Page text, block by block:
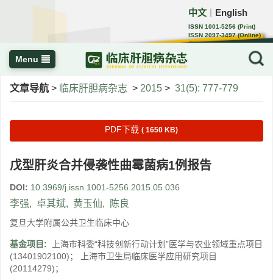
中文 English
ISSN 1001-5256 (Print)
ISSN 2097-3497 (Online)
CN 22-1108/R
Menu
文章导航 > 临床肝胆病杂志 > 2015 > 31(5): 777-779
PDF下载 ( 1650 KB)
戊型肝炎合并侵袭性曲霉菌病1例报告
DOI: 10.3969/j.issn.1001-5256.2015.05.036
李强, 卓其斌, 黄玉仙, 陈良
复旦大学附属公共卫生临床中心
基金项目:
上海市科委“科技创新行动计划”医学与农业领域重点项目
(13401902100)； 上海市卫生局临床医学应用研究项目
(20114279)；